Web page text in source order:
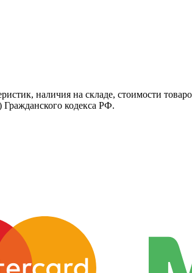
наличия на складе, стоимости
Гражданского кодекса РФ.